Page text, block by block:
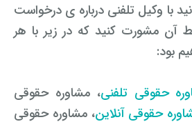
با وکیل تلفنی درباره ی درخواست
آن مشورت کنید که در زیر با هر
بود:
حقوقی تلفنی، مشاوره حقوقی
حقوقی آنلاین، مشاوره حقوقی